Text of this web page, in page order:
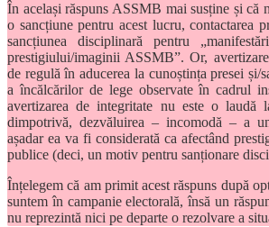
În același răspuns ASSMB mai susține și că
o sancțiune pentru acest lucru, contactarea
sancțiunea disciplinară pentru
prestigiului/imaginii ASSMB”. Or,
de regulă în aducerea la cunoștința presei și/
a încălcărilor de lege observate în cadrul
avertizarea de integritate nu este o laudă
dimpotrivă, dezvăluirea – incomodă – a
așadar ea va fi considerată ca afectând
publice (deci, un motiv pentru sanționare
Înțelegem că am primit acest răspuns după
suntem în campanie electorală, însă un
nu reprezintă nici pe departe o rezolvare a